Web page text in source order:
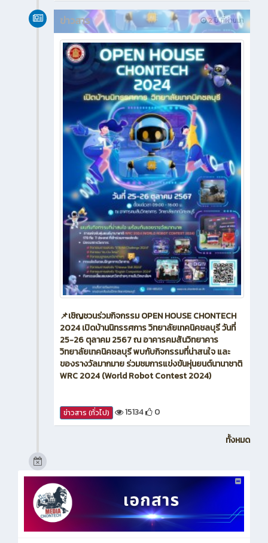
2 ปี ที่ผ่านมา
ข่าวสาร
📌เชิญชวนร่วมกิจกรรม OPEN HOUSE CHONTECH
2024 เปิดบ้านนิทรรศการ วิทยาลัยเทคนิคชลบุรี วันที่
25-26 ตุลาคม 2567 ณ อาคารคมสันวิทยาคาร
วิทยาลัยเทคนิคชลบุรี พบกับกิจกรรมที่น่าสนใจ และ
ของรางวัลมากมาย ร่วมชมการแข่งขันหุ่นยนต์นานาชาติ
WRC 2024 (World Robot Contest 2024)
ข่าวสาร (ทั่วไป) 15134 0
ทั้งหมด